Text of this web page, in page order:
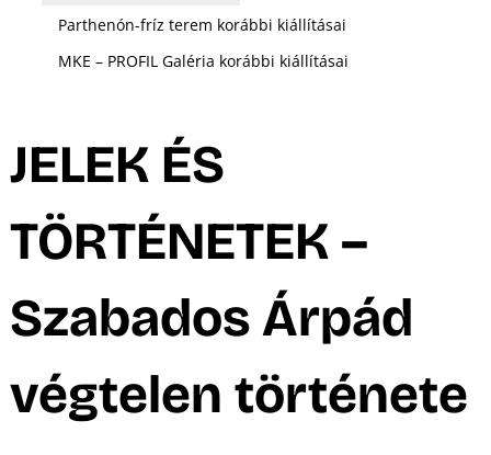
Parthenón-fríz terem korábbi kiállításai
MKE – PROFIL Galéria korábbi kiállításai
JELEK ÉS
TÖRTÉNETEK –
Szabados Árpád
végtelen története